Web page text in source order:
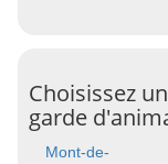
Choisissez
garde
Mont-de-